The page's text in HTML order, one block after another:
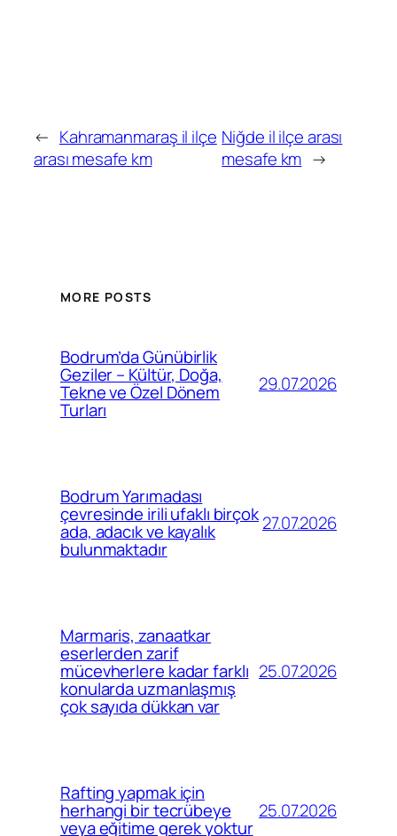
← Kahramanmaraş il ilçe
arası mesafe km
Niğde il ilçe arası
mesafe km →
MORE POSTS
Bodrum’da Günübirlik
Geziler – Kültür, Doğa,
Tekne ve Özel Dönem
Turları
29.07.2026
Bodrum Yarımadası
çevresinde irili ufaklı birçok
ada, adacık ve kayalık
bulunmaktadır
27.07.2026
Marmaris, zanaatkar
eserlerden zarif
mücevherlere kadar farklı
konularda uzmanlaşmış
çok sayıda dükkan var
25.07.2026
Rafting yapmak için
herhangi bir tecrübeye
veya eğitime gerek yoktur
25.07.2026